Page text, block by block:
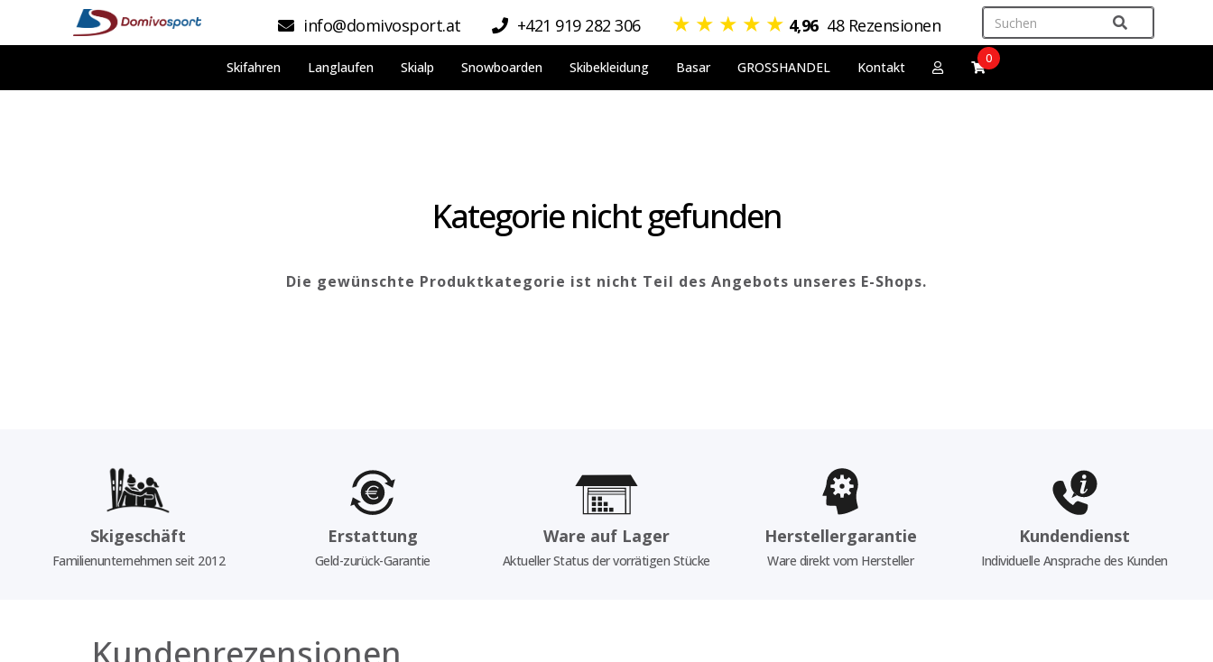
info@domivosport.at +421 919 282 306 ★ ★ ★ ★ ★ 4,96 48 Rezensionen
Skifahren Langlaufen Skialp Snowboarden Skibekleidung Basar GROSSHANDEL Kontakt
0
Kategorie nicht gefunden
Die gewünschte Produktkategorie ist nicht Teil des Angebots unseres E-Shops.
Skigeschäft
Familienunternehmen seit 2012
Erstattung
Geld-zurück-Garantie
Ware auf Lager
Aktueller Status der vorrätigen Stücke
Herstellergarantie
Ware direkt vom Hersteller
Kundendienst
Individuelle Ansprache des Kunden
Kundenrezensionen